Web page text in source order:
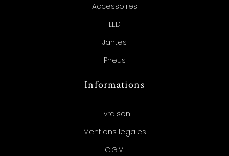
Accessoires
LED
Jantes
Pneus
Informations
Livraison
Mentions legales
C.G.V.